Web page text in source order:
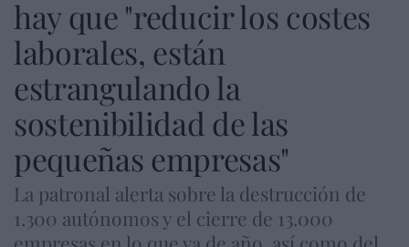
hay que "reducir los costes
laborales, están
estrangulando la
sostenibilidad de las
pequeñas empresas"
La patronal alerta sobre la destrucción de
1.300 autónomos y el cierre de 13.000